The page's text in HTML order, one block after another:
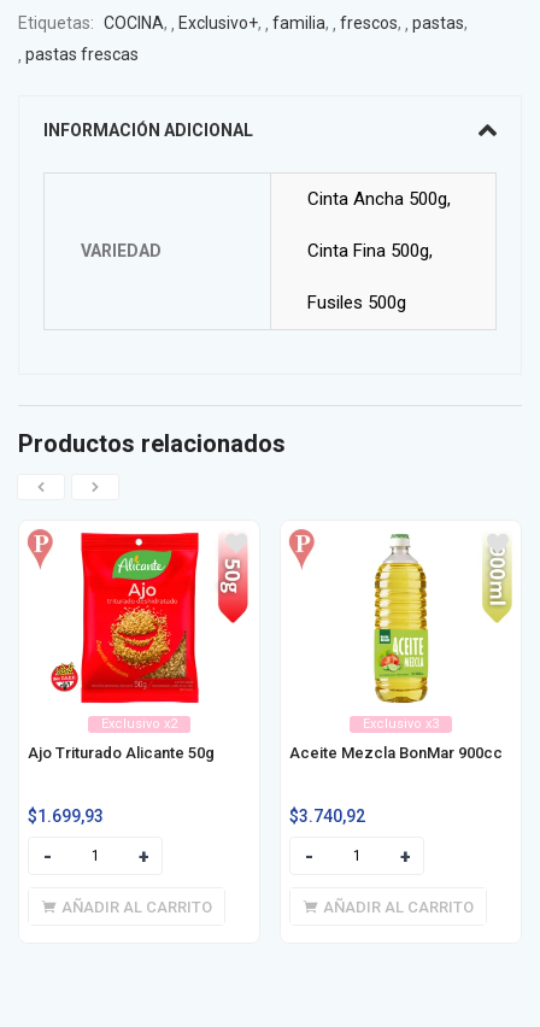
Etiquetas: COCINA, Exclusivo+, familia, frescos, pastas,
pastas frescas
INFORMACIÓN ADICIONAL
VARIEDAD
Cinta Ancha 500g,
Cinta Fina 500g,
Fusiles 500g
Productos relacionados
Exclusivo x2
Ajo Triturado Alicante 50g
$1.699,93
AÑADIR AL CARRITO
Exclusivo x3
Aceite Mezcla BonMar 900cc
$3.740,92
AÑADIR AL CARRITO